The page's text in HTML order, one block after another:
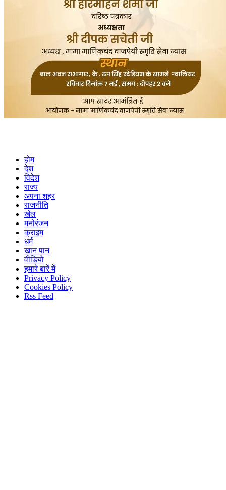
होम
देश
विदेश
राज्य
अपना शहर
राजनीति
खेल
मनोरंजन
क्राइम
धर्म
खान पान
वीडियो
हमारे बारें में
Privacy Policy
Cookies Policy
Rss Feed